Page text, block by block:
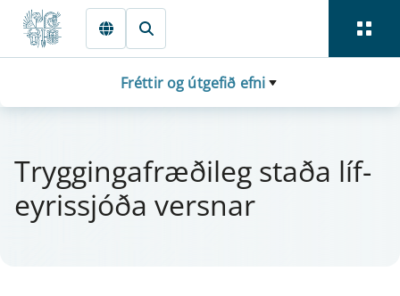
Fara beint í Meginmál
Fréttir og útgefið efni
Trygg­inga­fræðileg staða líf­
ey­ris­sjóða versn­ar